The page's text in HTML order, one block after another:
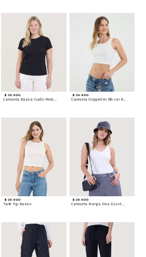
$ 39.900
Camiseta Básica Cuello Redondo
$ 39.900
$ 29.900
Tank Top Basico
$ 29.900